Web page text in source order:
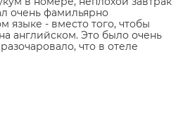
очень фамильярно
языке - вместо того, чтобы
английском. Это было очень
что в отеле